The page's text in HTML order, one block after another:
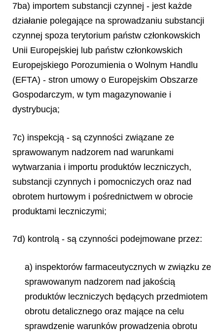
7ba) importem substancji czynnej - jest każde
działanie polegające na sprowadzaniu substancji
czynnej spoza terytorium państw członkowskich
Unii Europejskiej lub państw członkowskich
Europejskiego Porozumienia o Wolnym Handlu
(EFTA) - stron umowy o Europejskim Obszarze
Gospodarczym, w tym magazynowanie i
dystrybucja;
7c) inspekcją - są czynności związane ze
sprawowanym nadzorem nad warunkami
wytwarzania i importu produktów leczniczych,
substancji czynnych i pomocniczych oraz nad
obrotem hurtowym i pośrednictwem w obrocie
produktami leczniczymi;
7d) kontrolą - są czynności podejmowane przez:
a) inspektorów farmaceutycznych w związku ze
sprawowanym nadzorem nad jakością
produktów leczniczych będących przedmiotem
obrotu detalicznego oraz mające na celu
sprawdzenie warunków prowadzenia obrotu